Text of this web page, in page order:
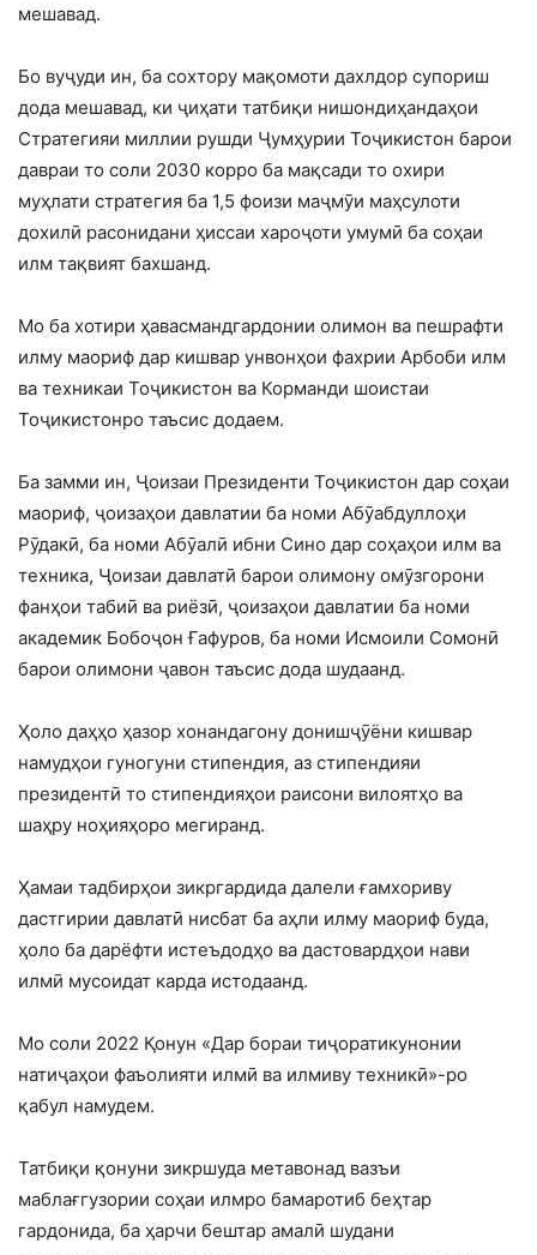
мешавад.
Бо вуҷуди ин, ба сохтору мақомоти дахлдор супориш
дода мешавад, ки ҷиҳати татбиқи нишондиҳандаҳои
Стратегияи миллии рушди Ҷумҳурии Тоҷикистон барои
давраи то соли 2030 корро ба мақсади то охири
муҳлати стратегия ба 1,5 фоизи маҷмӯи маҳсулоти
дохилӣ расонидани ҳиссаи хароҷоти умумӣ ба соҳаи
илм тақвият бахшанд.
Мо ба хотири ҳавасмандгардонии олимон ва пешрафти
илму маориф дар кишвар унвонҳои фахрии Арбоби илм
ва техникаи Тоҷикистон ва Корманди шоистаи
Тоҷикистонро таъсис додаем.
Ба замми ин, Ҷоизаи Президенти Тоҷикистон дар соҳаи
маориф, ҷоизаҳои давлатии ба номи Абӯабдуллоҳи
Рӯдакӣ, ба номи Абӯалӣ ибни Сино дар соҳаҳои илм ва
техника, Ҷоизаи давлатӣ барои олимону омӯзгорони
фанҳои табиӣ ва риёзӣ, ҷоизаҳои давлатии ба номи
академик Бобоҷон Ғафуров, ба номи Исмоили Сомонӣ
барои олимони ҷавон таъсис дода шудаанд.
Ҳоло даҳҳо ҳазор хонандагону донишҷӯёни кишвар
намудҳои гуногуни стипендия, аз стипендияи
президентӣ то стипендияҳои раисони вилоятҳо ва
шаҳру ноҳияҳоро мегиранд.
Ҳамаи тадбирҳои зикргардида далели ғамхориву
дастгирии давлатӣ нисбат ба аҳли илму маориф буда,
ҳоло ба дарёфти истеъдодҳо ва дастовардҳои нави
илмӣ мусоидат карда истодаанд.
Мо соли 2022 Қонун «Дар бораи тиҷоратикунонии
натиҷаҳои фаъолияти илмӣ ва илмиву техникӣ»-ро
қабул намудем.
Татбиқи қонуни зикршуда метавонад вазъи
маблағгузории соҳаи илмро бамаротиб беҳтар
гардонида, ба ҳарчи бештар амалӣ шудани